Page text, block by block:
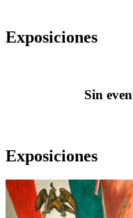
Exposiciones
Sin
Exposiciones